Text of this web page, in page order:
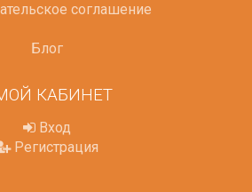
соглашение
Блог
КАБИНЕТ
Вход
Регистрация